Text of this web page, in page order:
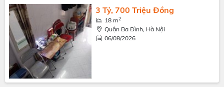
3 Tỷ, 700 Triệu Đồng
18 m2
Quận Ba Đình, Hà Nội
06/08/2026